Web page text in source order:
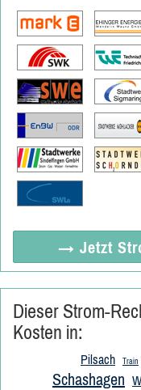
→ Jetzt
Dieser Strom-
Kosten in:
Pilsach Train
Schashagen